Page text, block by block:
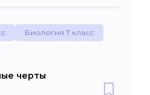
Биология 7 класс
черты